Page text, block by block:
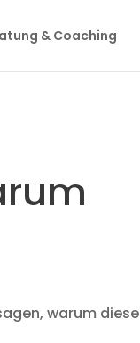
& Coaching
warum diese